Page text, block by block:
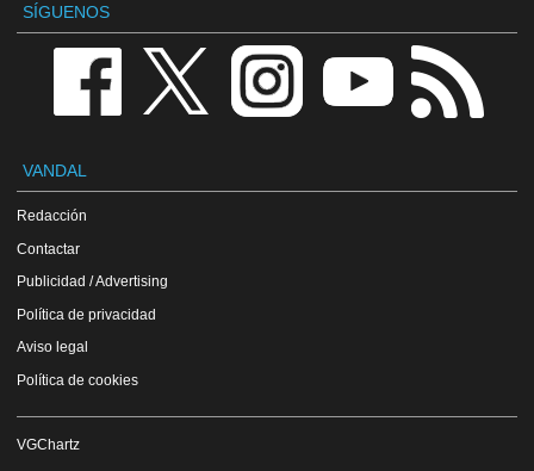
SÍGUENOS
VANDAL
Redacción
Contactar
Publicidad / Advertising
Política de privacidad
Aviso legal
Política de cookies
VGChartz